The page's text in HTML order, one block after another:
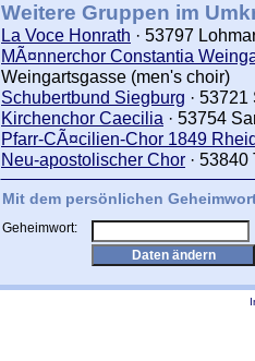
Weitere Gruppen im
La Voce Honrath · 53797
MÃ¤nnerchor Constantia
Weingartsgasse (men's choir)
Schubertbund Siegburg ·
Kirchenchor Caecilia · 53754
Pfarr-CÃ¤cilien-Chor 1849
Neu-apostolischer Chor ·
Mit dem persönlichen
Geheimwort: